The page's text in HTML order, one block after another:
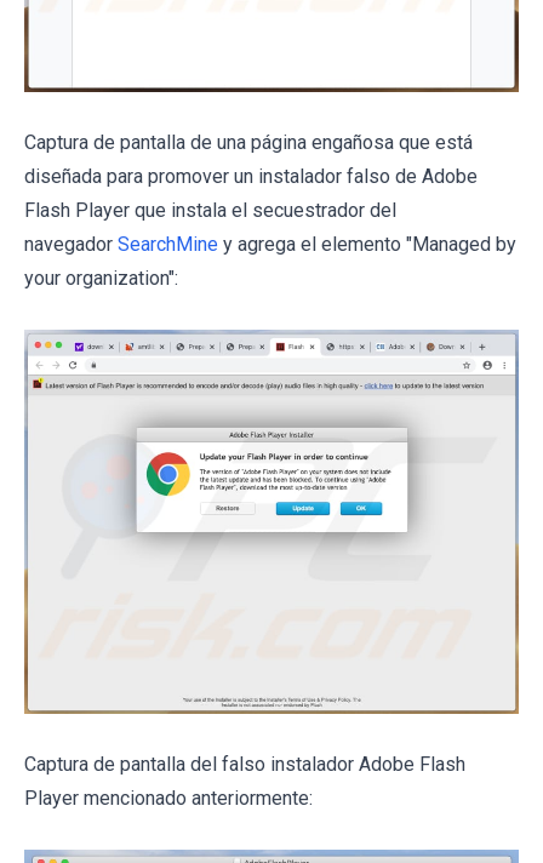
Captura de pantalla de una página engañosa que está
diseñada para promover un instalador falso de Adobe
Flash Player que instala el secuestrador del
navegador SearchMine y agrega el elemento "Managed by
your organization":
Captura de pantalla del falso instalador Adobe Flash
Player mencionado anteriormente: